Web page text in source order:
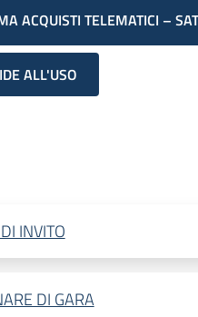
ACQUISTI TELEMATICI –
ALL'USO
INVITO
DI GARA